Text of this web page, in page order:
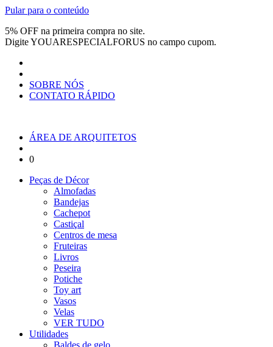
Pular para o conteúdo
5% OFF na primeira compra no site.
DigiteYOUARESPECIALFORUS no campo cupom.
SOBRE NÓS
CONTATO RÁPIDO
ÁREA DE ARQUITETOS
0
Peças de Décor
Almofadas
Bandejas
Cachepot
Castiçal
Centros de mesa
Fruteiras
Livros
Peseira
Potiche
Toy art
Vasos
Velas
VER TUDO
Utilidades
Baldes de gelo